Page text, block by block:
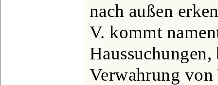
nach außen
V. kommt
Verwahrung von